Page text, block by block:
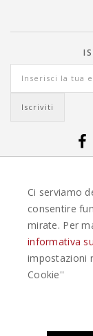
VIAGGI
OFFERTE
OFFERTE VIAGGI
OFFERTE VIAGGI
EASYWEEKS TOUR
RISERVATI |
Ci serviamo
consentire
mirate. Per
informativa
impostazioni
Cookie''
Questo plugin